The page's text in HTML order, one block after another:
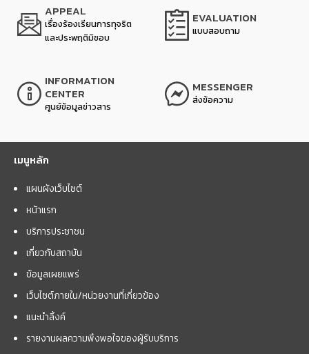
APPEAL
เรื่องร้องเรียนการทุจริต
และประพฤติมิชอบ
EVALUATION
แบบสอบถาม
INFORMATION
CENTER
ศูนย์ข้อมูลข่าวสาร
MESSENGER
ส่งข้อความ
เมนูหลัก
แผนผังเว็บไซต์
หน้าแรก
บริการประชาชน
เกี่ยวกับสถาบัน
ข้อมูลเผยแพร่
เว็บไซต์ภายใน/หน่วยงานที่เกี่ยวข้อง
แนะนำลิ้งค์
รายงานผลความพึงพอใจของผู้รับบริการ